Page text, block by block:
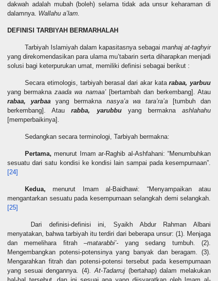
dakwah adalah mubah (boleh) selama tidak ada unsur keharaman di
dalamnya. Wallahu a’lam.
DEFINISI TARBIYAH BERMARHALAH
Tarbiyah Islamiyah dalam kapasitasnya sebagai manhaj at-taghyir
yang direkomendasikan para ulama mu’tabarin serta diharapkan menjadi
solusi bagi keterpurukan umat, memiliki definisi sebagai berikut :
Secara etimologis, tarbiyah berasal dari akar katarabaa, yarbuu
yang bermaknazaada wa namaa’[bertambah dan berkembang]. Atau
rabaa, yarbaayang bermakna nasya’a wa tara’ra’a [tumbuh dan
berkembang]. Ataurabba, yarubbuyang bermaknaashlahahu
[memperbaikinya].
Sedangkan secara terminologi, Tarbiyah bermakna:
Pertama, menurut Imam ar-Raghib al-Ashfahani: “Menumbuhkan
sesuatu dari satu kondisi ke kondisi lain sampai pada kesempurnaan”.
[24]
Kedua, menurut Imam al-Baidhawi: “Menyampaikan atau
mengantarkan sesuatu pada kesempurnaan selangkah demi selangkah.
[25]
Dari definisi-definisi ini, Syaikh Abdur Rahman Albani
menyatakan, bahwa tarbiyah itu terdiri dari beberapa unsur: (1). Menjaga
dan memelihara fitrah –matarabbi’- yang sedang tumbuh. (2).
Mengembangkan potensi-potensinya yang banyak dan beragam. (3).
Mengarahkan fitrah dan potensi-potensi tersebut pada kesempurnaan
yang sesuai dengannya. (4).At-Tadarruj(bertahap) dalam melakukan